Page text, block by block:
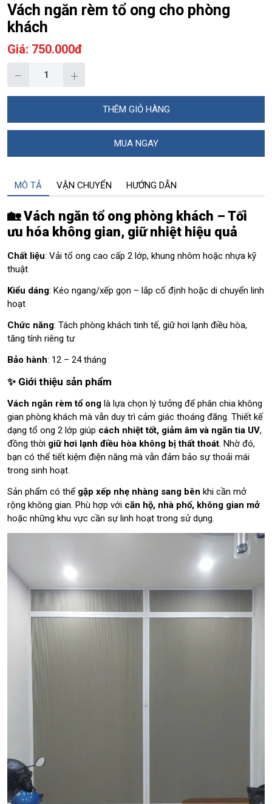
Vách ngăn rèm tổ ong cho phòng
khách
Giá: 750.000đ
− +
THÊM GIỎ HÀNG
MUA NGAY
MÔ TẢ VẬN CHUYỂN HƯỚNG DẪN
🏡 Vách ngăn tổ ong phòng khách – Tối
ưu hóa không gian, giữ nhiệt hiệu quả
Chất liệu: Vải tổ ong cao cấp 2 lớp, khung nhôm hoặc nhựa kỹ
thuật
Kiểu dáng: Kéo ngang/xếp gọn – lắp cố định hoặc di chuyển linh
hoạt
Chức năng: Tách phòng khách tinh tế, giữ hơi lạnh điều hòa,
tăng tính riêng tư
Bảo hành: 12 – 24 tháng
✨ Giới thiệu sản phẩm
Vách ngăn rèm tổ ong là lựa chọn lý tưởng để phân chia không
gian phòng khách mà vẫn duy trì cảm giác thoáng đãng. Thiết kế
dạng tổ ong 2 lớp giúp cách nhiệt tốt, giảm âm và ngăn tia UV,
đồng thời giữ hơi lạnh điều hòa không bị thất thoát . Nhờ đó,
bạn có thể tiết kiệm điện năng mà vẫn đảm bảo sự thoải mái
trong sinh hoạt.
Sản phẩm có thể gập xếp nhẹ nhàng sang bên khi cần mở
rộng không gian. Phù hợp với căn hộ, nhà phố, không gian mở
hoặc những khu vực cần sự linh hoạt trong sử dụng.